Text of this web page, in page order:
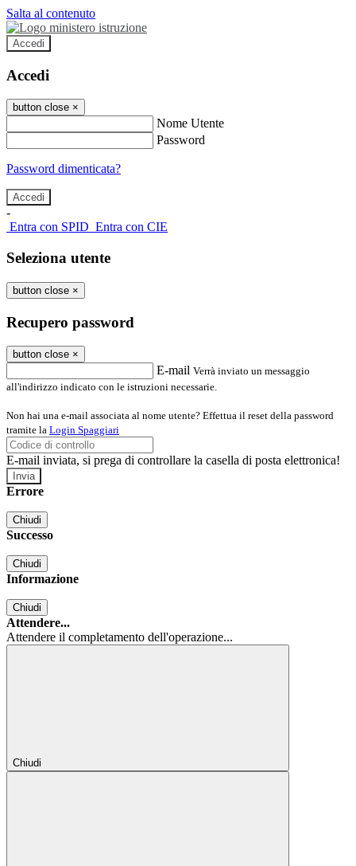
Salta al contenuto
Accedi
Accedi
button close ×
Nome Utente
Password
Password dimenticata?
-
Entra con SPID Entra con CIE
Seleziona utente
button close ×
Recupero password
button close ×
E-mail Verrà inviato un messaggio
all'indirizzo indicato con le istruzioni necessarie.
Non hai una e-mail associata al nome utente? Effettua il reset della password
tramite la Login Spaggiari
E-mail inviata, si prega di controllare la casella di posta elettronica!
Errore
Chiudi
Successo
Chiudi
Informazione
Chiudi
Attendere...
Attendere il completamento dell'operazione...
Chiudi